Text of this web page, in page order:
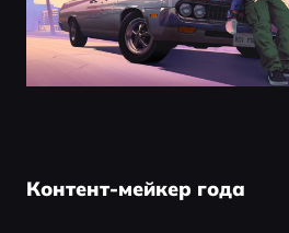
Контент-мейкер года